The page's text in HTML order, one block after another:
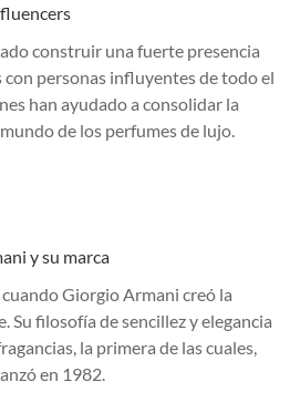
construir una fuerte presencia
con personas influyentes de todo el
han ayudado a consolidar la
de los perfumes de lujo.
y su marca
Giorgio Armani creó la
Su filosofía de sencillez y elegancia
la primera de las cuales,
en 1982.